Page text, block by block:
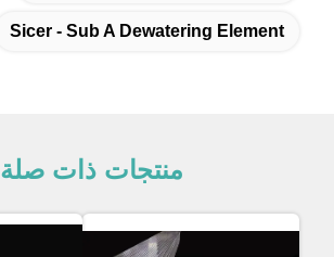
Sicer - Sub A Dewatering Element
منتجات ذات صلة